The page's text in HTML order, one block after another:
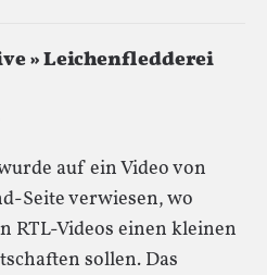
» Leichenfledderei
auf ein Video von
Seite verwiesen, wo
RTL-Videos einen kleinen
sollen. Das